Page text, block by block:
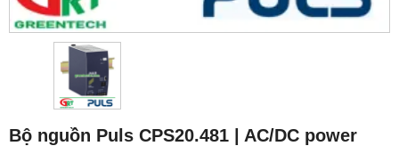
Bộ nguồn Puls CPS20.481 | AC/DC power